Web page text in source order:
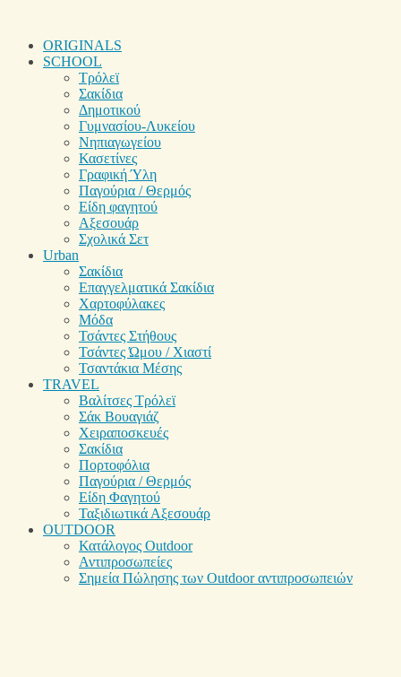
ORIGINALS
SCHOOL
Τρόλεϊ
Σακίδια
Δημοτικού
Γυμνασίου-Λυκείου
Νηπιαγωγείου
Κασετίνες
Γραφική Ύλη
Παγούρια / Θερμός
Είδη φαγητού
Αξεσουάρ
Σχολικά Σετ
Urban
Σακίδια
Επαγγελματικά Σακίδια
Χαρτοφύλακες
Μόδα
Τσάντες Στήθους
Τσάντες Ώμου / Χιαστί
Τσαντάκια Μέσης
TRAVEL
Βαλίτσες Τρόλεϊ
Σάκ Βουαγιάζ
Χειραποσκευές
Σακίδια
Πορτοφόλια
Παγούρια / Θερμός
Είδη Φαγητού
Ταξιδιωτικά Αξεσουάρ
OUTDOOR
Κατάλογος Outdoor
Αντιπροσωπείες
Σημεία Πώλησης των Outdoor αντιπροσωπειών